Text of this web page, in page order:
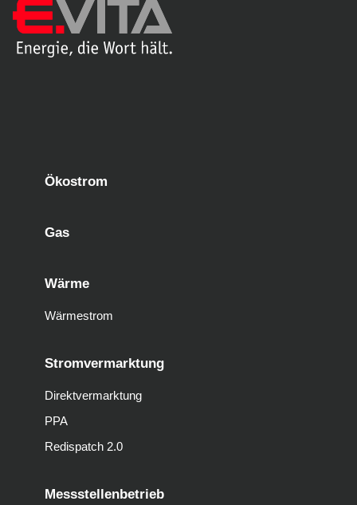
Ökostrom
Gas
Wärme
Wärmestrom
Stromvermarktung
Direktvermarktung
PPA
Redispatch 2.0
Messstellenbetrieb